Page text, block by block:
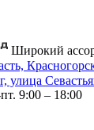
Широкий
улица
9:00 – 18:00